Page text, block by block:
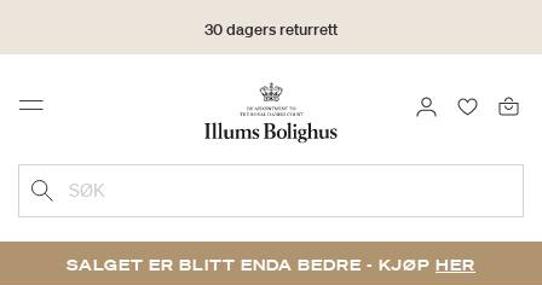
30 dagers returrett
Menu LOGG INN
SØK
SALGET ER BLITT ENDA BEDRE - KJØP HER